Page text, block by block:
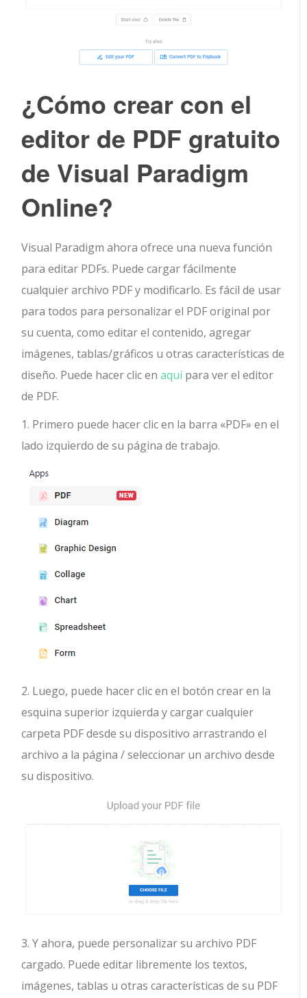
¿Cómo crear con el
editor de PDF gratuito
de Visual Paradigm
Online?
Visual Paradigm ahora ofrece una nueva función
para editar PDFs. Puede cargar fácilmente
cualquier archivo PDF y modificarlo. Es fácil de usar
para todos para personalizar el PDF original por
su cuenta, como editar el contenido, agregar
imágenes, tablas/gráficos u otras características de
diseño. Puede hacer clic enaquípara ver el editor
de PDF.
1. Primero puede hacer clic en la barra «PDF» en el
lado izquierdo de su página de trabajo.
2. Luego, puede hacer clic en el botón crear en la
esquina superior izquierda y cargar cualquier
carpeta PDF desde su dispositivo arrastrando el
archivo a la página / seleccionar un archivo desde
su dispositivo.
3. Y ahora, puede personalizar su archivo PDF
cargado. Puede editar libremente los textos,
imágenes, tablas u otras características de su PDF